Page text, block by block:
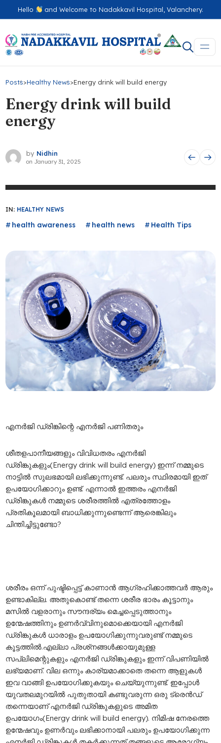
Hello and Welcome to Nadakkavil Hospital, Valanchery.
Posts>Healthy News>Energy drink will build energy
Energy drink will build
energy
by Nidhin
on January 31, 2025
IN: HEALTHY NEWS
health awareness health news Health Tips
എനർജി ഡ്രിങ്കിന്റെ എനർജി പണിതരും
ശീതളപാനീയങ്ങളും വിവിധതരം എനര്‍ജി
ഡ്രിങ്കുകളും(Energy drink will build energy) ഇന്ന് നമ്മുടെ
നാട്ടില്‍ സുലഭമായി ലഭിക്കുന്നുണ്ട്. പലരും സ്ഥിരമായി ഇത്
ഉപയോഗിക്കാറും ഉണ്ട്. എന്നാല്‍ ഇത്തരം എനര്‍ജി
ഡ്രിങ്കുകള്‍ നമ്മുടെ ശരീരത്തില്‍ എത്രത്തോളം
പ്രതികൂലമായി ബാധിക്കുന്നുണ്ടെന്ന് ആരെങ്കിലും
ചിന്തിച്ചിട്ടുണ്ടോ?
ശരീരം ഒന്ന് പുഷ്ടിപ്പെട്ട് കാണാന്‍ ആഗ്രഹിക്കാത്തവര്‍ ആരും
ഉണ്ടാകില്ല. അതുകൊണ്ട് തന്നെ ശരീര ഭാരം കൂട്ടാനും
മസില്‍ വളരാനും സൗന്ദര്യം മെച്ചപ്പെടുത്താനും
ഉന്മേഷത്തിനും ഉണര്‍വ്വിനുമൊക്കെയായി എനര്‍ജി
ഡ്രിങ്കുകള്‍ ധാരാളം ഉപയോഗിക്കുന്നുവരുണ്ട് നമ്മുടെ
കൂട്ടത്തില്‍.എല്ലാ പ്രശ്‌നങ്ങള്‍ക്കായുമുള്ള
സപ്ലിമെന്റുകളും എനര്‍ജി ഡ്രിങ്കുകളും ഇന്ന് വിപണിയില്‍
ലഭ്യമാണ്. വില ഒന്നും കാര്യമാക്കാതെ തന്നെ ആളുകള്‍
ഇവ വാങ്ങി ഉപയോഗിക്കുകയും ചെയ്യുന്നുണ്ട്. ഇപ്പോള്‍
യുവതലമുറയില്‍ പുതുതായി കണ്ടുവരുന്ന ഒരു ട്രെന്‍ഡ്
തന്നെയാണ് എനര്‍ജി ഡ്രിങ്കുകളുടെ അമിത
ഉപയോഗം(Energy drink will build energy). നിമിഷ നേരത്തെ
ഉന്മേഷവും ഉണര്‍വും ലഭിക്കാനായി പലരും ഉപയോഗിക്കുന്ന